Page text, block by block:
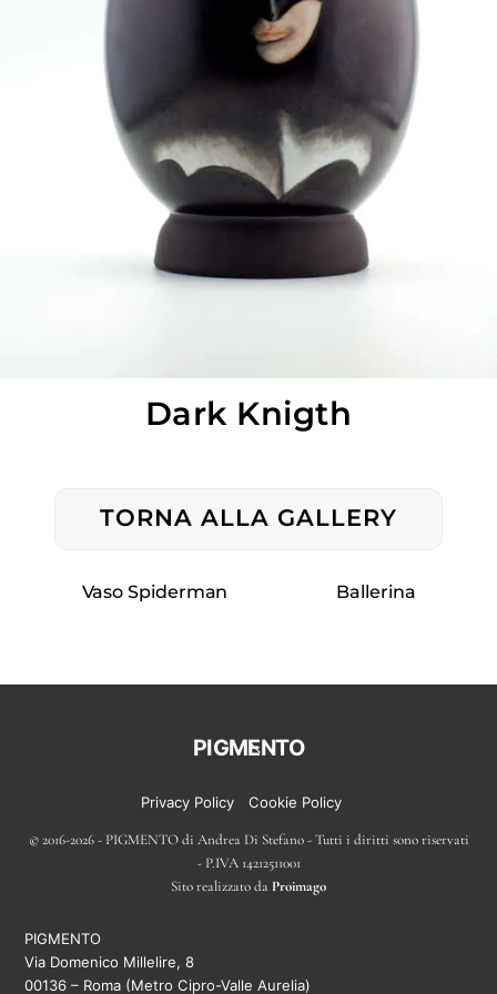
Dark Knigth
TORNA ALLA GALLERY
Vaso Spiderman Ballerina
Back
To
PIGMENTO
Privacy Policy Cookie Policy
© 2016-2026 - PIGMENTO di Andrea Di Stefano - Tutti i diritti sono riservati
- P.IVA 14212511001
Sito realizzato da Proimago
PIGMENTO
Via Domenico Millelire, 8
00136 – Roma (Metro Cipro-Valle Aurelia)